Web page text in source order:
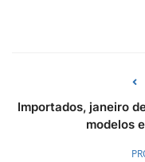
Importados, janeiro
modelos